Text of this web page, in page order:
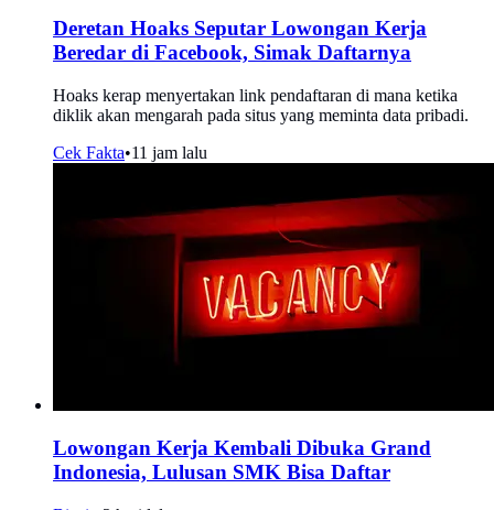
Deretan Hoaks Seputar Lowongan Kerja
Beredar di Facebook, Simak Daftarnya
Hoaks kerap menyertakan link pendaftaran di mana ketika
diklik akan mengarah pada situs yang meminta data pribadi.
Cek Fakta•11 jam lalu
Lowongan Kerja Kembali Dibuka Grand
Indonesia, Lulusan SMK Bisa Daftar